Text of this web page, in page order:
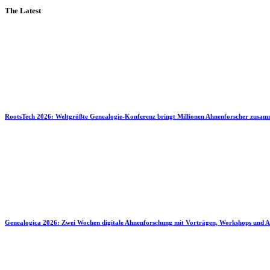
The Latest
RootsTech 2026: Weltgrößte Genealogie-Konferenz bringt Millionen Ahnenforscher
Genealogica 2026: Zwei Wochen digitale Ahnenforschung mit Vorträgen, Workshops und